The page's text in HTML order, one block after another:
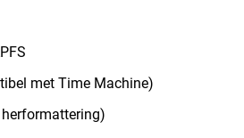
met Time Machine)